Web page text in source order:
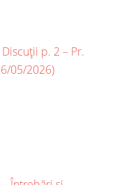
p. 2 – Pr.
05/2026)